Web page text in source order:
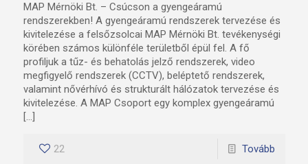
MAP Mérnöki Bt. – Csúcson a gyengeáramú
rendszerekben! A gyengeáramú rendszerek tervezése és
kivitelezése a felsőzsolcai MAP Mérnöki Bt. tevékenységi
körében számos különféle területből épül fel. A fő
profiljuk a tűz- és behatolás jelző rendszerek, video
megfigyelő rendszerek (CCTV), beléptető rendszerek,
valamint nővérhívó és strukturált hálózatok tervezése és
kivitelezése. A MAP Csoport egy komplex gyengeáramú
[…]
22 Tovább